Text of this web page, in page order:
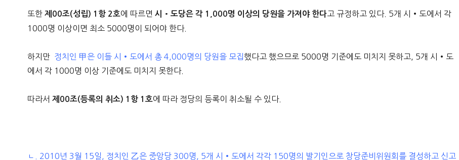
또한제00조(성립) 1항 2호에 따르면시•도당은 각 1,000명 이상의 당원을 가져야 한다 고 규정하고 있다. 5개 시•도에서 각
1000명 이상이면 최소 5000명이 되어야 한다.
하지만 정치인 甲은 이들 시•도에서 총 4,000명의 당원을 모집했다고 했으므로 5000명 기준에도 미치지 못하고, 5개 시•도
에서 각 1000명 이상 기준에도 미치지 못한다.
따라서제00조(등록의 취소) 1항 1호에 따라 정당의 등록이 취소될 수 있다.
ㄴ. 2010년 3월 15일, 정치인 乙은 중앙당 300명, 5개 시•도에서 각각 150명의 발기인으로 창당준비위원회를 결성하고 신고